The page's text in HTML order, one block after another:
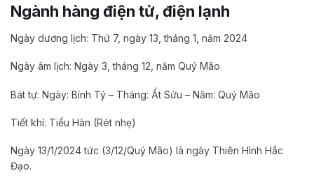
Ngành hàng điện tử, điện lạnh
Ngày dương lịch: Thứ 7, ngày 13, tháng 1, năm 2024
Ngày âm lịch: Ngày 3, tháng 12, năm Quý Mão
Bát tự: Ngày: Bính Tý – Tháng: Ất Sửu – Năm: Quý Mão
Tiết khí: Tiểu Hàn (Rét nhẹ)
Ngày 13/1/2024 tức (3/12/Quý Mão) là ngày Thiên Hình Hắc
Đạo.